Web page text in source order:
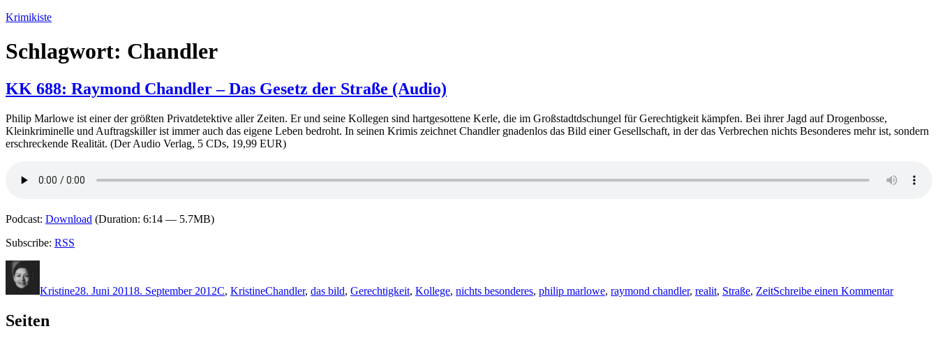
Zum
springen
Krimikiste
Schlagwort: Chandler
KK 688: Raymond Chandler – Das Gesetz der Straße (Audio)
Philip Marlowe ist einer der größten Privatdetektive aller Zeiten. Er und seine Kollegen sind hartgesottene Kerle, die im Großstadtdschungel für Gerechtigkeit kämpfen. Bei ihrer Jagd auf Drogenbosse,
Kleinkriminelle und Auftragskiller ist immer auch das eigene Leben bedroht. In seinen Krimis zeichnet Chandler gnadenlos das Bild einer Gesellschaft, in der das Verbrechen nichts Besonderes mehr ist, sondern
erschreckende Realität. (Der Audio Verlag, 5 CDs, 19,99 EUR)
Podcast: Download (Duration: 6:14 — 5.7MB)
Subscribe: RSS
Kristine28. Juni 20118. September 2012C, KristineChandler, das bild, Gerechtigkeit, Kollege, nichts besonderes, philip marlowe, raymond chandler, realit, Straße, ZeitSchreibe einen Kommentar688:
Seiten